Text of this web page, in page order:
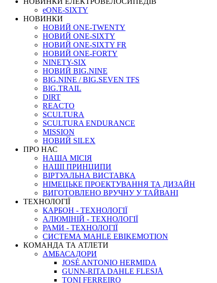
eONE-SIXTY
НОВИНКИ
НОВИЙ ONE-TWENTY
НОВИЙ ONE-SIXTY
НОВИЙ ONE-SIXTY FR
НОВИЙ ONE-FORTY
NINETY-SIX
НОВИЙ BIG.NINE
BIG.NINE / BIG.SEVEN TFS
BIG.TRAIL
DIRT
REACTO
SCULTURA
SCULTURA ENDURANCE
MISSION
НОВИЙ SILEX
ПРО НАС
НАША МICIЯ
НАШI ПРИНЦИПИ
ВIРТУАЛЬНА ВИСТАВКА
НІМЕЦЬКЕ ПРОЕКТУВАННЯ ТА ДИЗАЙН
ВИГОТОВЛЕНО ВРУЧНУ У ТАЙВАНІ
ТЕХНОЛОГІЇ
КАРБОН - ТЕХНОЛОГІЇ
АЛЮМІНІЙ - ТЕХНОЛОГІЇ
РАМИ - ТЕХНОЛОГІЇ
СИСТЕМА MAHLE EBIKEMOTION
КОМАНДА ТА АТЛЕТИ
АМБАСАДОРИ
JOSÉ ANTONIO HERMIDA
GUNN-RITA DAHLE FLESJÅ
TONI FERREIRO